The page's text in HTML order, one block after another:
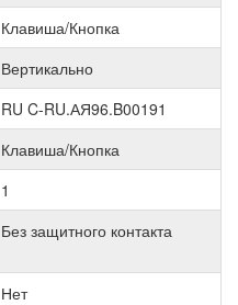
Клавиша/Кнопка
Вертикально
RU C-RU.АЯ96.B00191
Клавиша/Кнопка
1
Без защитного контакта
Нет